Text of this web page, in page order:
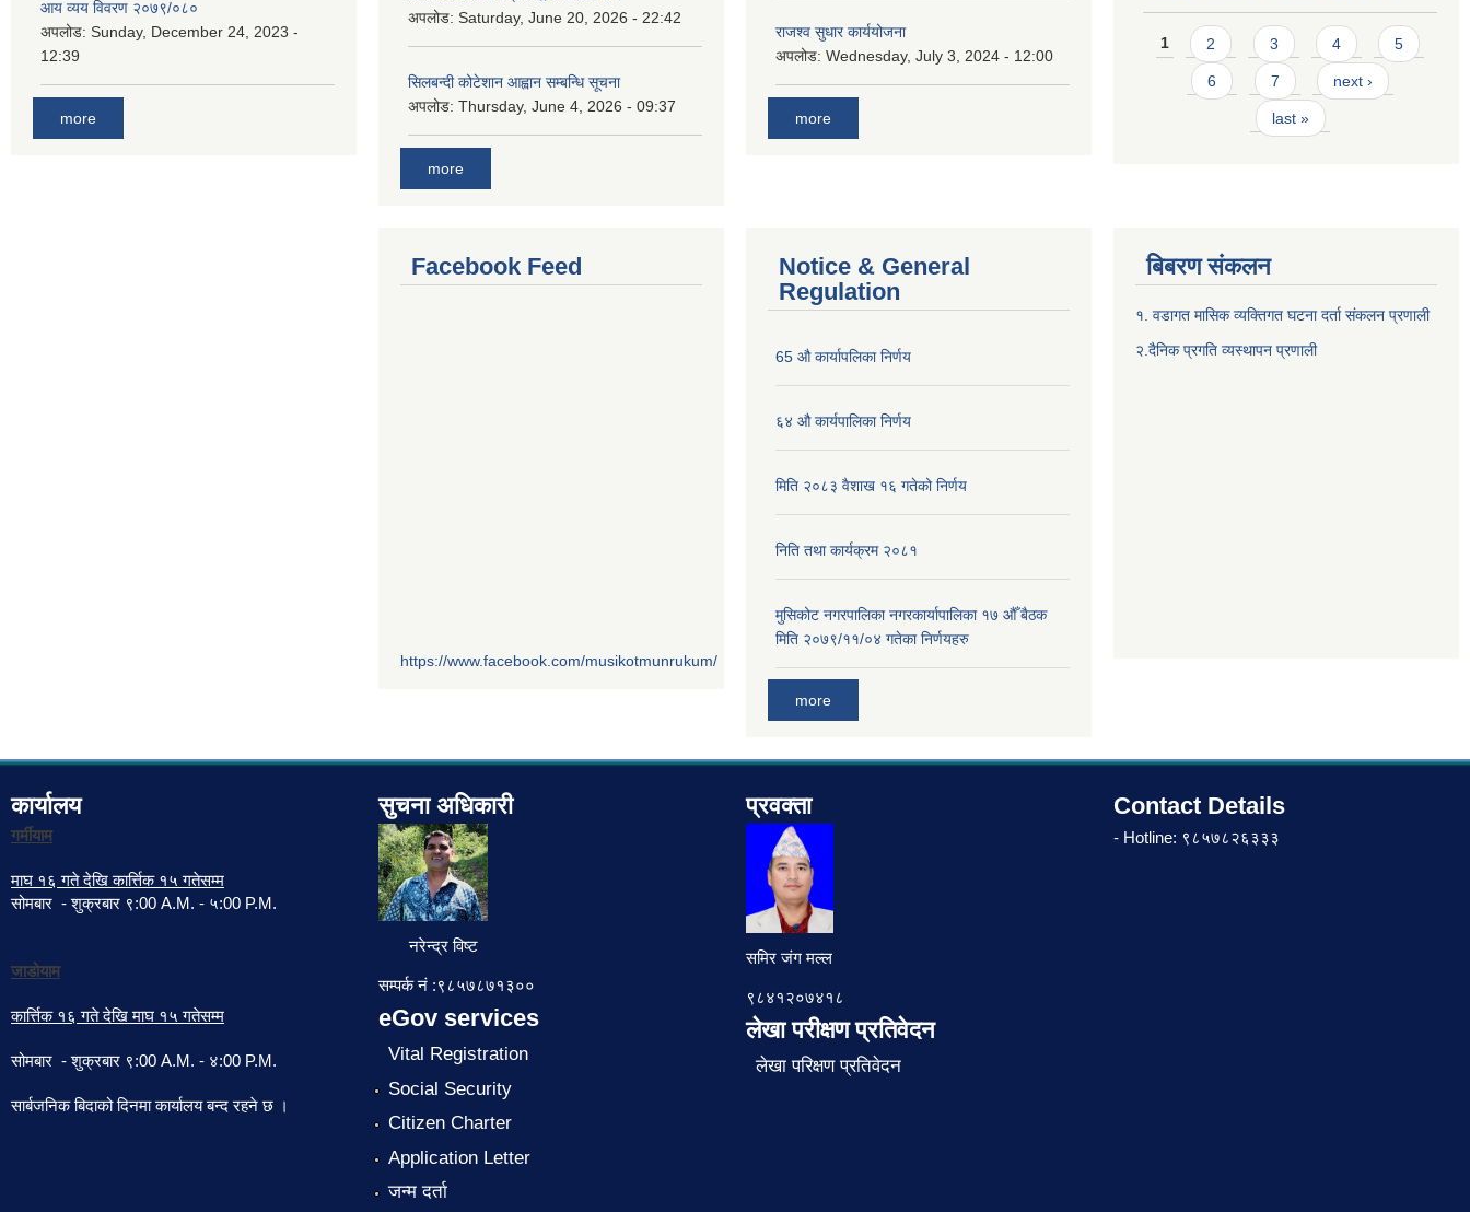
आय व्यय विवरण २०७९/०८०
अपलोड: Sunday, December 24, 2023 -
12:39
more
अपलोड: Saturday, June 20, 2026 - 22:42
सिलबन्दी कोटेशान आह्वान सम्बन्धि सूचना
अपलोड: Thursday, June 4, 2026 - 09:37
more
राजश्व सुधार कार्ययोजना
अपलोड: Wednesday, July 3, 2024 - 12:00
more
Pages
1 2 3 4 5
6 7 next ›
last »
Facebook Feed
https://www.facebook.com/musikotmunrukum/
Notice & General
Regulation
65 औ कार्यापलिका निर्णय
६४ औ कार्यपालिका निर्णय
मिति २०८३ वैशाख १६ गतेको निर्णय
निति तथा कार्यक्रम २०८१
मुसिकोट नगरपालिका नगरकार्यापालिका १७ औँ बैठक
मिति २०७९/११/०४ गतेका निर्णयहरु
more
बिबरण संकलन
१. वडागत मासिक व्यक्तिगत घटना दर्ता संकलन प्रणाली
२.दैनिक प्रगति व्यस्थापन प्रणाली
कार्यालय
गर्मीयाम
माघ १६ गते देखि कार्त्तिक १५ गतेसम्म
सोमबार - शुक्रबार ९:00 A.M. - ५:00 P.M.
जाडोयाम
कार्त्तिक १६ गते देखि माघ १५ गतेसम्म
सोमबार - शुक्रबार ९:00 A.M. - ४:00 P.M.
सार्बजनिक बिदाको दिनमा कार्यालय बन्द रहने छ ।
सुचना अधिकारी
नरेन्द्र विष्ट
सम्पर्क नं :९८५७८७१३००
eGov services
Vital Registration
Social Security
Citizen Charter
Application Letter
जन्म दर्ता
प्रवक्ता
समिर जंग मल्ल
९८४१२०७४१८
लेखा परीक्षण प्रतिवेदन
लेखा परिक्षण प्रतिवेदन
Contact Details
- Hotline: ९८५७८२६३३३